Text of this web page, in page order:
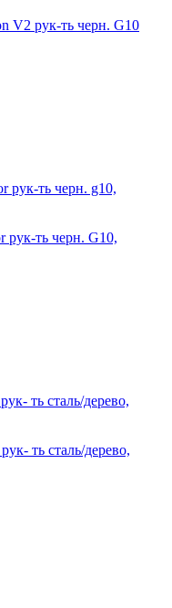
V2 рук-ть черн. G10
рук-ть черн. G10,
ть сталь/дерево,